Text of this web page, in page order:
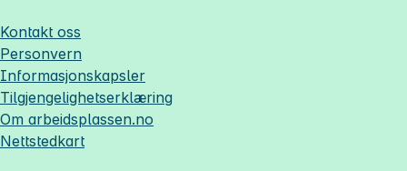
Kontakt oss
Personvern
Informasjonskapsler
Tilgjengelighetserklæring
Om arbeidsplassen.no
Nettstedkart